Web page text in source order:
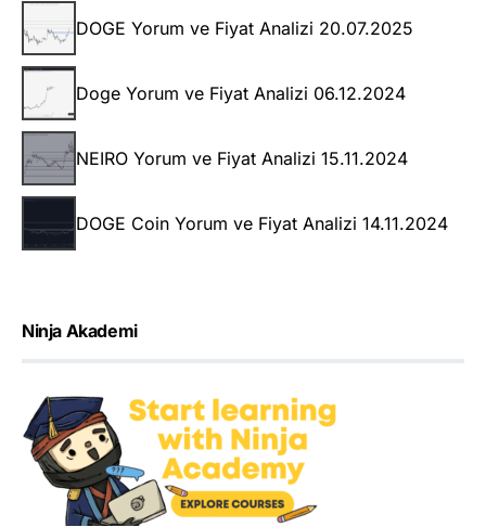
DOGE Yorum ve Fiyat Analizi 20.07.2025
Doge Yorum ve Fiyat Analizi 06.12.2024
NEIRO Yorum ve Fiyat Analizi 15.11.2024
DOGE Coin Yorum ve Fiyat Analizi 14.11.2024
Ninja Akademi